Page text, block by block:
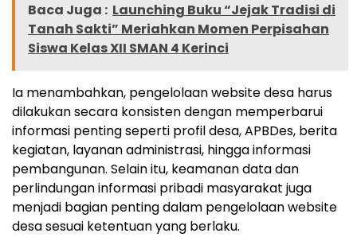
Baca Juga : Launching Buku “Jejak Tradisi di
Tanah Sakti” Meriahkan Momen Perpisahan
Siswa Kelas XII SMAN 4 Kerinci
Ia menambahkan, pengelolaan website desa harus
dilakukan secara konsisten dengan memperbarui
informasi penting seperti profil desa, APBDes, berita
kegiatan, layanan administrasi, hingga informasi
pembangunan. Selain itu, keamanan data dan
perlindungan informasi pribadi masyarakat juga
menjadi bagian penting dalam pengelolaan website
desa sesuai ketentuan yang berlaku.